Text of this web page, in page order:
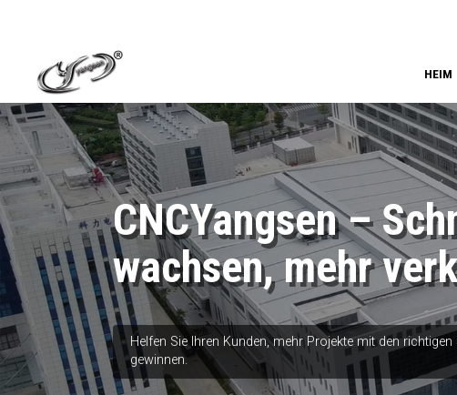
HEIM
CNCYangsen –
wachsen, mehr
Helfen Sie Ihren Kunden, mehr Projekte mit den richtigen
gewinnen.